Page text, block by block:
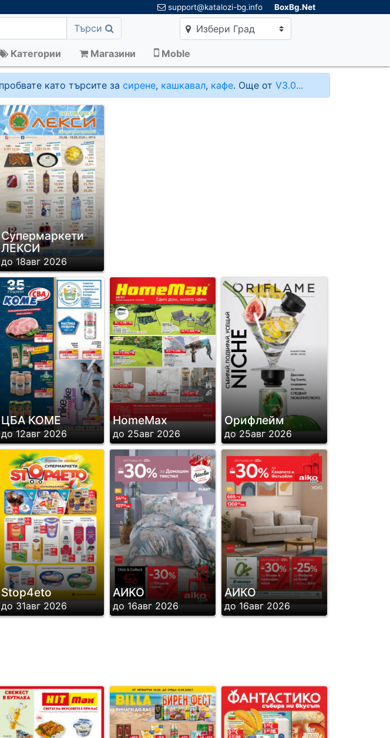
support@katalozi-bg.info BoxBg.Net
Търси Избери Град
Категории Магазини Moble
×
като търсите за сирене, кашкавал, кафе. Още от V3.0...
Супермаркети
ЛЕКСИ
до 18авг 2026
ЦБА КОМЕ
до 12авг 2026
HomeMax
до 25авг 2026
Орифлейм
до 25авг 2026
Stop4eto
до 31авг 2026
АИКО
до 16авг 2026
АИКО
до 16авг 2026